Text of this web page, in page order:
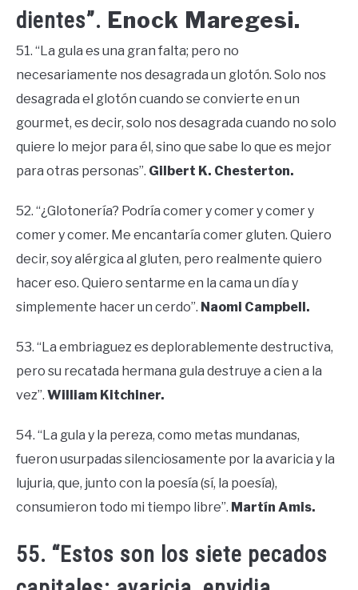
dientes”. Enock Maregesi.
51. “La gula es una gran falta; pero no
necesariamente nos desagrada un glotón. Solo nos
desagrada el glotón cuando se convierte en un
gourmet, es decir, solo nos desagrada cuando no solo
quiere lo mejor para él, sino que sabe lo que es mejor
para otras personas”. Gilbert K. Chesterton.
52. “¿Glotonería? Podría comer y comer y comer y
comer y comer. Me encantaría comer gluten. Quiero
decir, soy alérgica al gluten, pero realmente quiero
hacer eso. Quiero sentarme en la cama un día y
simplemente hacer un cerdo”. Naomi Campbell.
53. “La embriaguez es deplorablemente destructiva,
pero su recatada hermana gula destruye a cien a la
vez”. William Kitchiner.
54. “La gula y la pereza, como metas mundanas,
fueron usurpadas silenciosamente por la avaricia y la
lujuria, que, junto con la poesía (sí, la poesía),
consumieron todo mi tiempo libre”. Martín Amis.
55. “Estos son los siete pecados